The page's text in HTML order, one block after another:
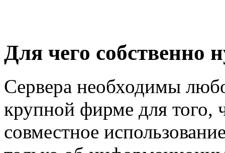
Для чего собственно
Сервера необходимы
крупной фирме для того,
совместное